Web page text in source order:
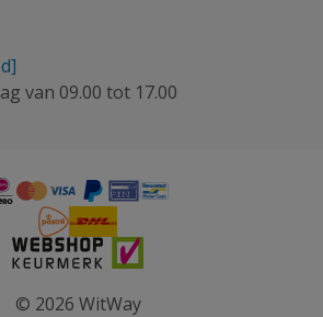
van 09.00 tot 17.00
© 2026 WitWay